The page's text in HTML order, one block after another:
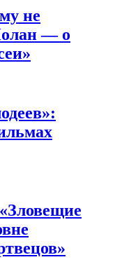
не
— о